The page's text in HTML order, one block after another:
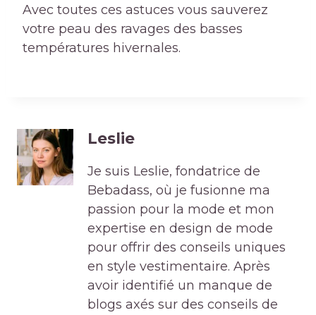
Avec toutes ces astuces vous sauverez
votre peau des ravages des basses
températures hivernales.
Leslie
Je suis Leslie, fondatrice de
Bebadass, où je fusionne ma
passion pour la mode et mon
expertise en design de mode
pour offrir des conseils uniques
en style vestimentaire. Après
avoir identifié un manque de
blogs axés sur des conseils de